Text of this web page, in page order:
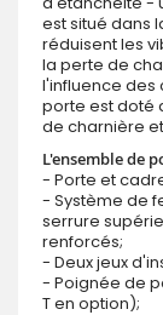
est situé dans
réduisent les
la perte de
l'influence des
porte est doté
de charnière
L'ensemble de
- Porte et
- Système de
serrure
renforcés;
- Deux jeux
- Poignée de
T en option);